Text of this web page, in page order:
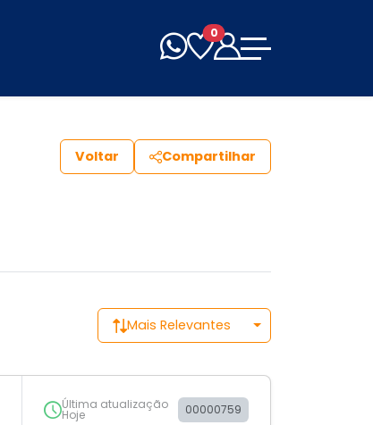
0
Voltar Compartilhar
Mais Relevantes
Última atualização
Hoje 00000759